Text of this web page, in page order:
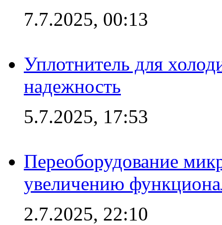
7.7.2025, 00:13
Уплотнитель для
надежность
5.7.2025, 17:53
Переоборудование
увеличению
2.7.2025, 22:10